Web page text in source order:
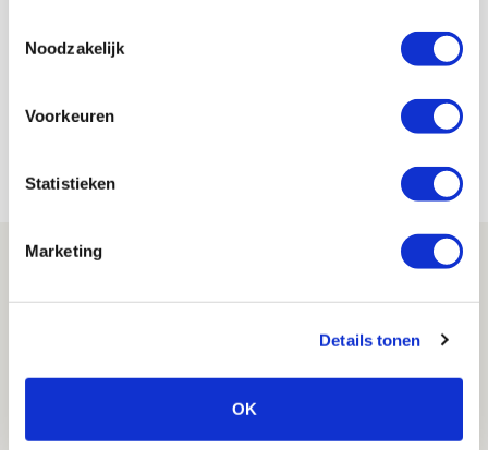
Noodzakelijk
Voorkeuren
Statistieken
Marketing
Details tonen
OK
Het vertrouwen in een goede afloop tegen Vitesse
is anderhalf uur voor de aftrap nog groot. Bij de
moeder haar zoontje: ‘6-2,’ zegt het jochie. Zelf